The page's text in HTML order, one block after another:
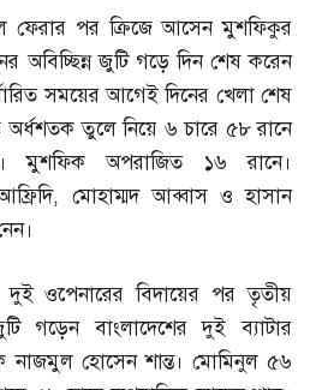
ফেরার পর ক্রিজে আসেন মুশফিকুর
অবিচ্ছিন্ন জুটি গড়ে দিন শেষ করেন
সময়ের আগেই দিনের খেলা শেষ
অর্ধশতক তুলে নিয়ে ৬ চারে ৫৮ রানে
মুশফিক অপরাজিত ১৬ রানে।
, মোহাম্মদ আব্বাস ও হাসান
দুই ওপেনারের বিদায়ের পর তৃতীয়
গড়েন বাংলাদেশের দুই ব্যাটার
হোসেন শান্ত। মোমিনুল ৫৬